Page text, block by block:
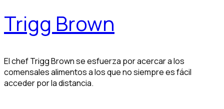
Trigg Brown
El chef Trigg Brown se esfuerza por acercar a los
comensales alimentos a los que no siempre es fácil
acceder por la distancia.